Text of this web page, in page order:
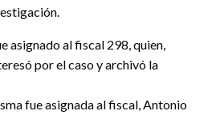
asignado al fiscal 298, quien,
por el caso y archivó la
fue asignada al fiscal, Antonio